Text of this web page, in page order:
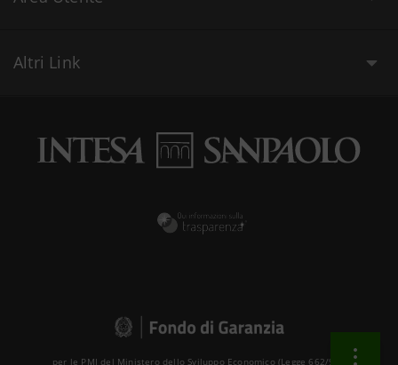
Altri Link
per le PMI del Ministero dello Sviluppo Economico (Legge 662/96 )